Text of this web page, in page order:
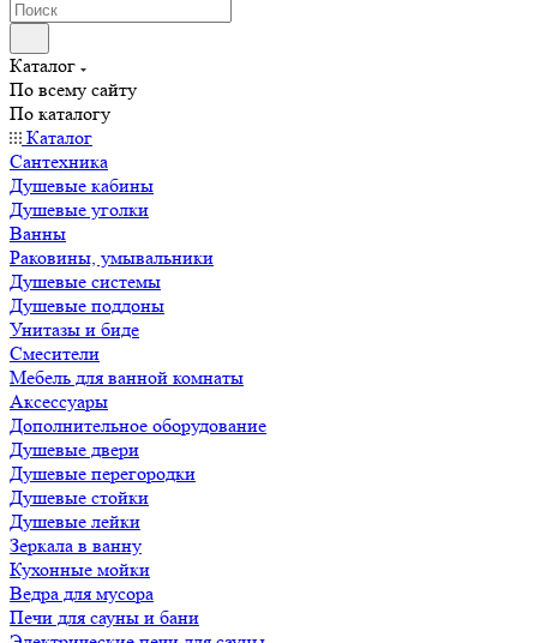
Каталог
По всему сайту
По каталогу
Каталог
Сантехника
Душевые кабины
Душевые уголки
Ванны
Раковины, умывальники
Душевые системы
Душевые поддоны
Унитазы и биде
Смесители
Мебель для ванной комнаты
Аксессуары
Дополнительное оборудование
Душевые двери
Душевые перегородки
Душевые стойки
Душевые лейки
Зеркала в ванну
Кухонные мойки
Ведра для мусора
Печи для сауны и бани